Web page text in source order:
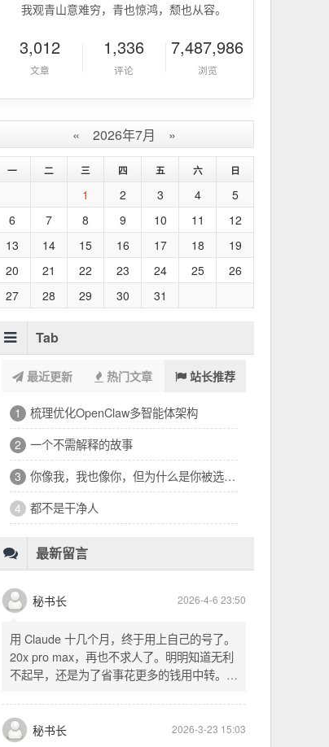
我观青山意难穷，青也惊鸿，颓也从容。
3,012
文章
1,336
评论
7,487,986
浏览
« 2026年7月 »
一 二 三 四 五 六 日
1 2 3 4
5
6
7 8 9 10 11
12
13
14 15 16 17 18
19
20
21 22 23 24 25
26
27
28 29 30 31
Tab
最近更新 热门文章 站长推荐
1 浑浑噩噩一整天，签了个十万的工程
2 32岁的深夜，有点惶恐
3 修车、装盖板、忙到深夜的琐碎一天
4 看完文德的二手房，护板一路响回电城
6 十六万二千八提了特斯拉，又看上东园公馆
秘书长 2026-4-6 23:50
用 Claude 十几个月，终于用上自己的号了。
20x pro max，再也不求人了。明明知道无利
不起早，还是为了省事花更多的钱用中转。链